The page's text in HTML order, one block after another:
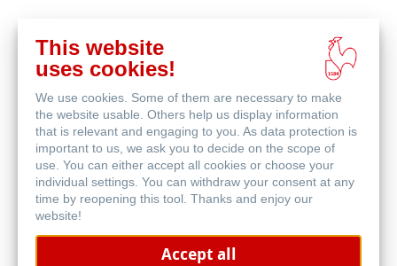
Acquista
online
This website
uses cookies!
We use cookies. Some of them are necessary to make
the website usable. Others help us display information
that is relevant and engaging to you. As data protection is
important to us, we ask you to decide on the scope of
use. You can either accept all cookies or choose your
individual settings. You can withdraw your consent at any
time by reopening this tool. Thanks and enjoy our
website!
Accept all